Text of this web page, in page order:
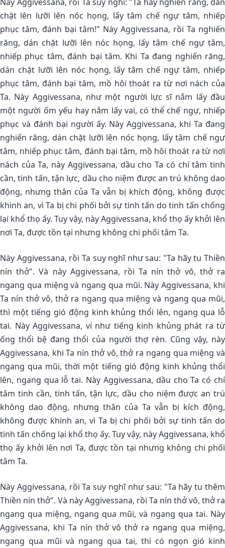
chặt lên lưỡi lên nóc họng, lấy tâm chế ngự tâm, nhiếp
phục tâm, đánh bại tâm!" Này Aggivessana, rồi Ta nghiến
răng, dán chặt lưỡi lên nóc họng, lấy tâm chế ngự tâm,
nhiếp phục tâm, đánh bại tâm. Khi Ta đang nghiến răng,
dán chặt lưỡi lên nóc họng, lấy tâm chế ngự tâm, nhiếp
phục tâm, đánh bại tâm, mồ hôi thoát ra từ nơi nách của
Ta. Này Aggivessana, như một người lực sĩ nắm lấy đầu
một người ốm yếu hay nắm lấy vai, có thể chế ngự, nhiếp
phục và đánh bại người ấy. Này Aggivessana, khi Ta đang
nghiến răng, dán chặt lưỡi lên nóc họng, lấy tâm chế ngự
tâm, nhiếp phục tâm, đánh bại tâm, mồ hôi thoát ra từ nơi
nách của Ta, này Aggivessana, dầu cho Ta có chí tâm tinh
cần, tinh tấn, tận lực, dầu cho niệm được an trú không dao
động, nhưng thân của Ta vẫn bị khích động, không được
khinh an, vì Ta bị chi phối bởi sự tinh tấn do tinh tấn chống
lại khổ thọ ấy. Tuy vậy, này Aggivessana, khổ thọ ấy khởi lên
nơi Ta, được tồn tại nhưng không chi phối tâm Ta.
Này Aggivessana, rồi Ta suy nghĩ như sau: "Ta hãy tu Thiền
nín thở". Và này Aggivessana, rồi Ta nín thở vô, thở ra
ngang qua miệng và ngang qua mũi. Này Aggivessana, khi
Ta nín thở vô, thở ra ngang qua miệng và ngang qua mũi,
thì một tiếng gió động kinh khủng thổi lên, ngang qua lỗ
tai. Này Aggivessana, ví như tiếng kinh khủng phát ra từ
ống thổi bệ đang thổi của người thợ rèn. Cũng vậy, này
Aggivessana, khi Ta nín thở vô, thở ra ngang qua miệng và
ngang qua mũi, thời một tiếng gió động kinh khủng thổi
lên, ngang qua lỗ tai. Này Aggivessana, dầu cho Ta có chí
tâm tinh cần, tinh tấn, tận lực, dầu cho niệm được an trú
không dao động, nhưng thân của Ta vẫn bị kích động,
không được khinh an, vì Ta bị chi phối bởi sự tinh tấn do
tinh tấn chống lại khổ thọ ấy. Tuy vậy, này Aggivessana, khổ
thọ ấy khởi lên nơi Ta, được tồn tại nhưng không chi phối
tâm Ta.
Này Aggivessana, rồi Ta suy nghĩ như sau: "Ta hãy tu thêm
Thiền nín thở". Và này Aggivessana, rồi Ta nín thở vô, thở ra
ngang qua miệng, ngang qua mũi, và ngang qua tai. Này
Aggivessana, khi Ta nín thở vô thở ra ngang qua miệng,
ngang qua mũi và ngang qua tai, thì có ngọn gió kinh